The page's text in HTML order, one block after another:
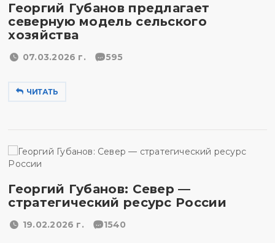
Георгий Губанов предлагает
северную модель сельского
хозяйства
07.03.2026 г. 595
ЧИТАТЬ
Георгий Губанов: Север —
стратегический ресурс России
19.02.2026 г. 1540